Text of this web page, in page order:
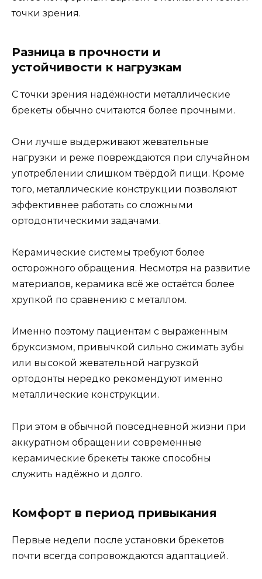
точки зрения.
Разница в прочности и
устойчивости к нагрузкам
С точки зрения надёжности металлические
брекеты обычно считаются более прочными.
Они лучше выдерживают жевательные
нагрузки и реже повреждаются при случайном
употреблении слишком твёрдой пищи. Кроме
того, металлические конструкции позволяют
эффективнее работать со сложными
ортодонтическими задачами.
Керамические системы требуют более
осторожного обращения. Несмотря на развитие
материалов, керамика всё же остаётся более
хрупкой по сравнению с металлом.
Именно поэтому пациентам с выраженным
бруксизмом, привычкой сильно сжимать зубы
или высокой жевательной нагрузкой
ортодонты нередко рекомендуют именно
металлические конструкции.
При этом в обычной повседневной жизни при
аккуратном обращении современные
керамические брекеты также способны
служить надёжно и долго.
Комфорт в период привыкания
Первые недели после установки брекетов
почти всегда сопровождаются адаптацией.